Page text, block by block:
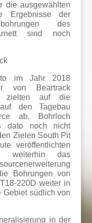
die ausgewählten
Ergebnisse der
des
sind noch
im Jahr 2018
von Beartrack
zielten auf die
den Tagebau
ab. Bohrloch
dato noch nicht
Zielen South Pit
veröffentlichten
weiterhin das
Bohrungen von
220D weiter in
Gebiet südlich von
in der